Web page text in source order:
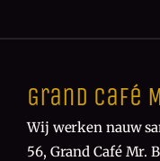
Grand Café
Wij werken nauw
56, Grand Café Mr.